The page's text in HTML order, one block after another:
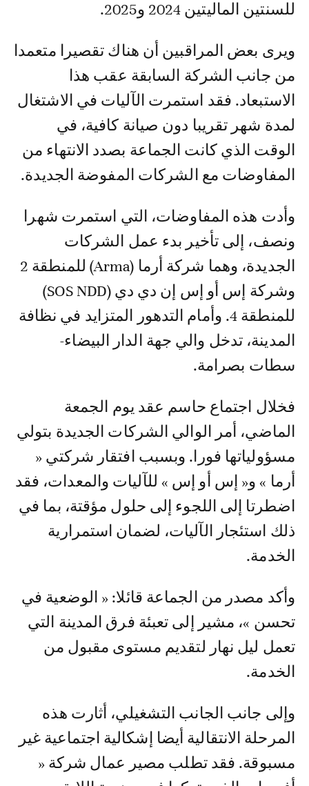
للسنتين الماليتين 2024 و2025.
ويرى بعض المراقبين أن هناك تقصيرا متعمدا
من جانب الشركة السابقة عقب هذا
الاستبعاد. فقد استمرت الآليات في الاشتغال
لمدة شهر تقريبا دون صيانة كافية، في
الوقت الذي كانت الجماعة بصدد الانتهاء من
المفاوضات مع الشركات المفوضة الجديدة.
وأدت هذه المفاوضات، التي استمرت شهرا
ونصف، إلى تأخير بدء عمل الشركات
الجديدة، وهما شركة أرما (Arma) للمنطقة 2
وشركة إس أو إس إن دي دي (SOS NDD)
للمنطقة 4. وأمام التدهور المتزايد في نظافة
المدينة، تدخل والي جهة الدار البيضاء-
سطات بصرامة.
فخلال اجتماع حاسم عقد يوم الجمعة
الماضي، أمر الوالي الشركات الجديدة بتولي
مسؤولياتها فورا. وبسبب افتقار شركتي «
أرما » و« إس أو إس » للآليات والمعدات، فقد
اضطرتا إلى اللجوء إلى حلول مؤقتة، بما في
ذلك استئجار الآليات، لضمان استمرارية
الخدمة.
وأكد مصدر من الجماعة قائلا: « الوضعية في
تحسن »، مشير إلى تعبئة فرق المدينة التي
تعمل ليل نهار لتقديم مستوى مقبول من
الخدمة.
وإلى جانب الجانب التشغيلي، أثارت هذه
المرحلة الانتقالية أيضا إشكالية اجتماعية غير
مسبوقة. فقد تطلب مصير عمال شركة «